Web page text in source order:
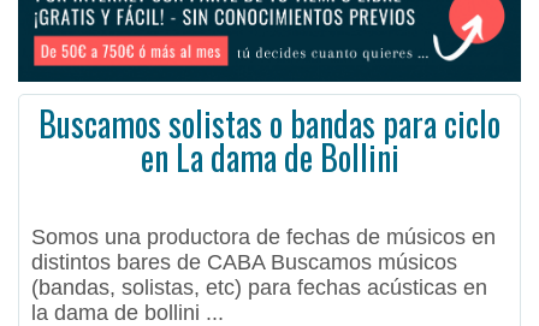
Buscamos solistas o bandas para ciclo
en La dama de Bollini
Somos una productora de fechas de músicos en
distintos bares de CABA Buscamos músicos
(bandas, solistas, etc) para fechas acústicas en
la dama de bollini ...